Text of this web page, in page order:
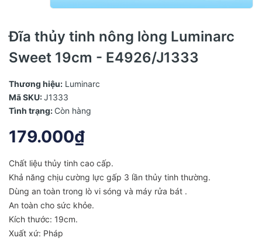
Đĩa thủy tinh nông lòng Luminarc
Sweet 19cm - E4926/J1333
Thương hiệu: Luminarc
Mã SKU:J1333
Tình trạng: Còn hàng
179.000₫
Chất liệu thủy tinh cao cấp.
Khả năng chịu cường lực gấp 3 lần thủy tinh thường.
Dùng an toàn trong lò vi sóng và máy rửa bát .
An toàn cho sức khỏe.
Kích thước: 19cm.
Xuất xứ: Pháp